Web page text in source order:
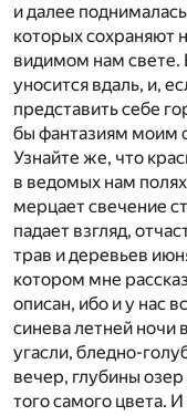
и далее
которых сохраняют
видимом нам свете.
уносится вдаль, и,
представить себе
бы фантазиям моим
Узнайте же, что
в ведомых нам
мерцает свечение
падает взгляд,
трав и деревьев
котором мне
описан, ибо и у нас
синева летней ночи
угасли, бледно-
вечер, глубины
того самого цвета.